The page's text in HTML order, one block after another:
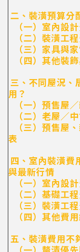
二、裝潢預算分
（一）室內設
（二）裝潢工
（三）家具與
（四）其他裝
三、不同屋況、
用？
（一）預售屋
（二）老屋／
（三）預售屋
表
四、室內裝潢費
與最新行情
（一）室內設
（二）基礎工
（三）裝潢工
（四）其他費
五、裝潢費用不